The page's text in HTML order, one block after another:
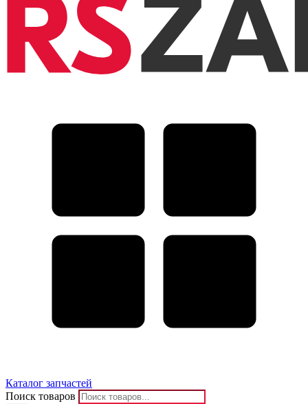
Каталог запчастей
Поиск товаров